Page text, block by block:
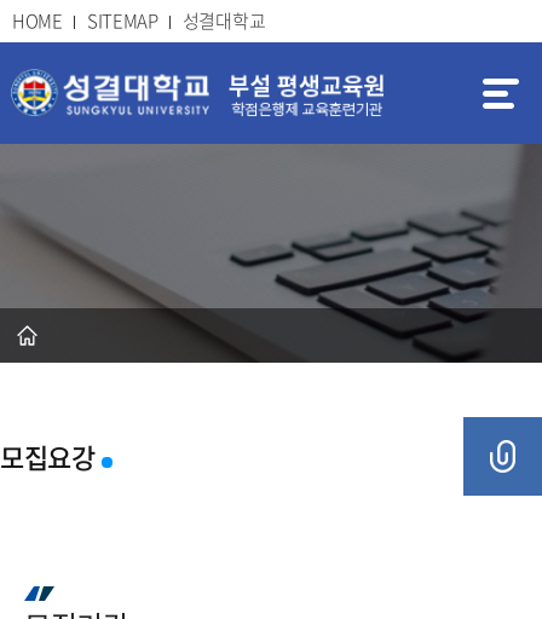
HOME SITEMAP 성결대학교
모집요강